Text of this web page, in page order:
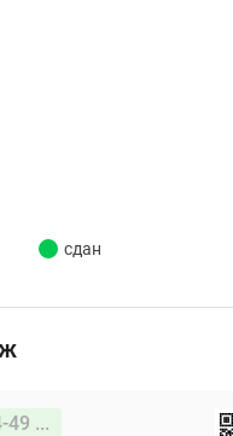
сдан
49 ...